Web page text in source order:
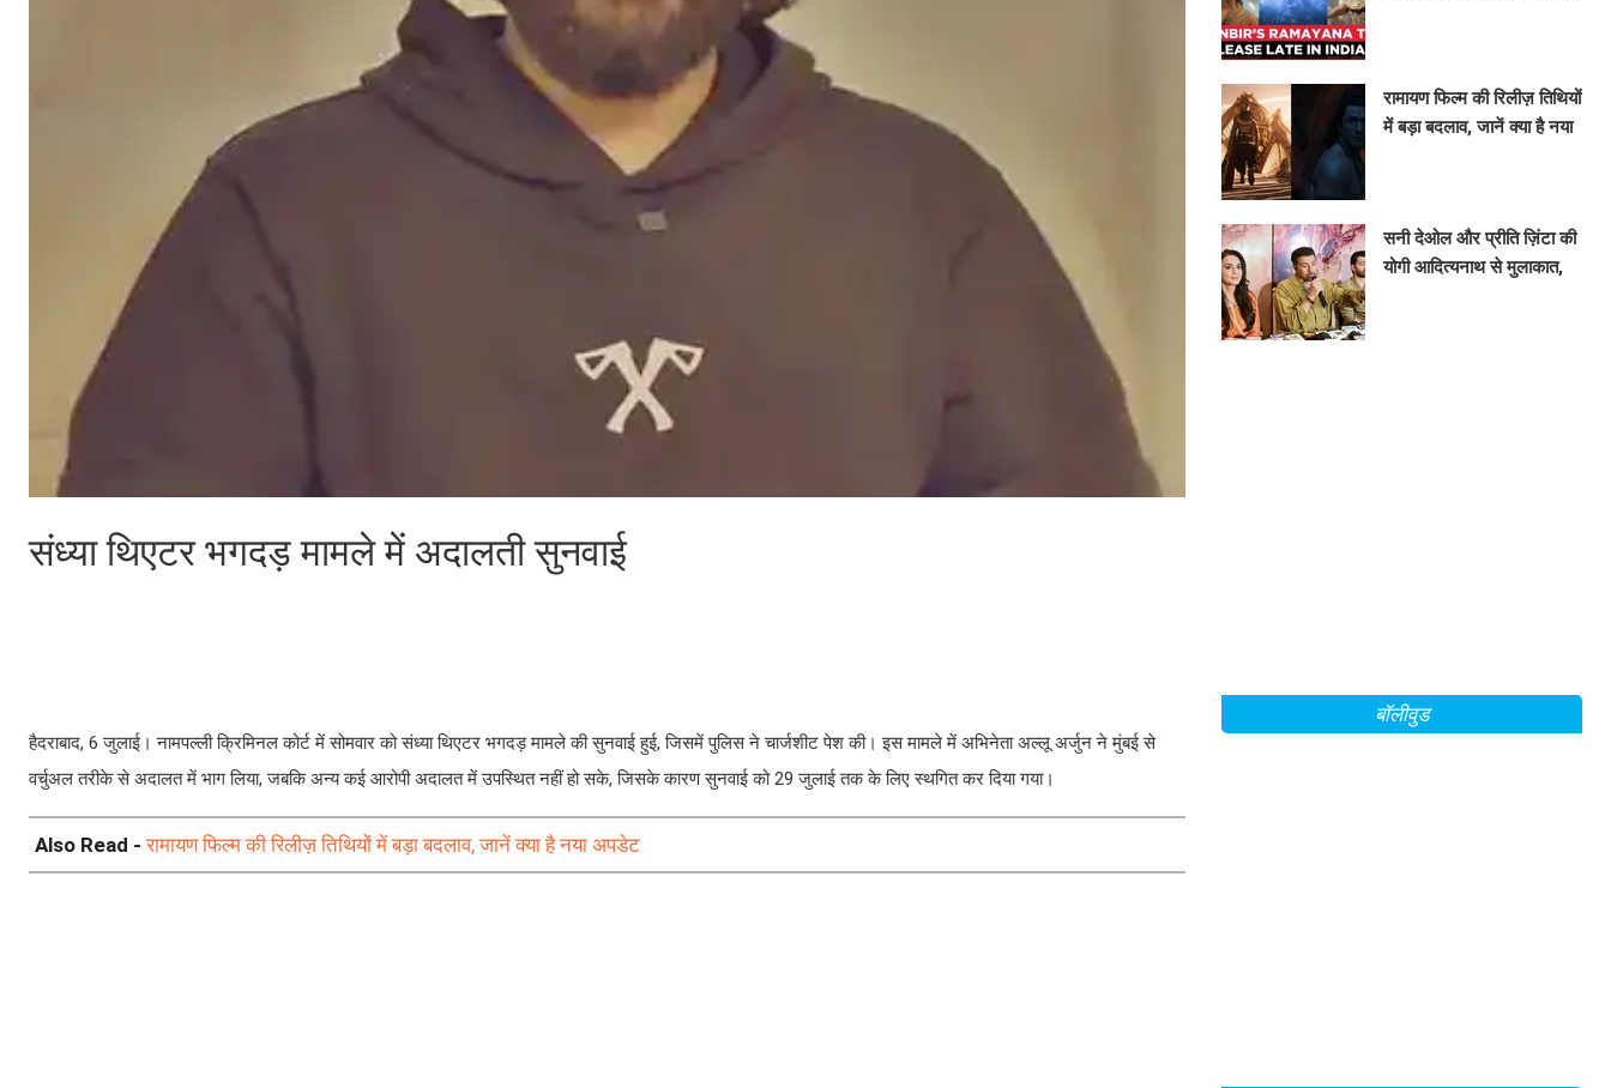
संध्या थिएटर भगदड़ मामले में अदालती सुनवाई
हैदराबाद, 6 जुलाई। नामपल्ली क्रिमिनल कोर्ट में सोमवार को संध्या थिएटर भगदड़ मामले की सुनवाई हुई, जिसमें पुलिस ने चार्जशीट पेश की। इस मामले में अभिनेता अल्लू अर्जुन ने मुंबई से
वर्चुअल तरीके से अदालत में भाग लिया, जबकि अन्य कई आरोपी अदालत में उपस्थित नहीं हो सके, जिसके कारण सुनवाई को 29 जुलाई तक के लिए स्थगित कर दिया गया।
Also Read -रामायण फिल्म की रिलीज़ तिथियों में बड़ा बदलाव, जानें क्या है नया अपडेट
रामायण फिल्म की रिलीज़ तिथियों
में बड़ा बदलाव, जानें क्या है नया
सनी देओल और प्रीति ज़िंटा की
योगी आदित्यनाथ से मुलाकात,
बॉलीवुड